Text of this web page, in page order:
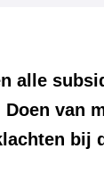
alle
van
bij